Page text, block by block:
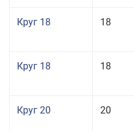
Круг 18 18
Круг 18 18
Круг 20 20